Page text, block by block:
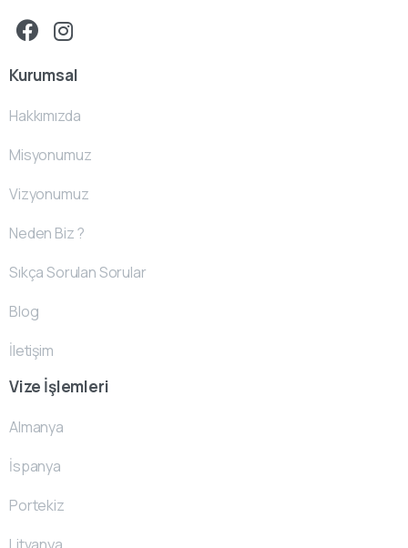
Kurumsal
Hakkımızda
Misyonumuz
Vizyonumuz
Neden Biz ?
Sıkça Sorulan Sorular
Blog
İletişim
Vize İşlemleri
Almanya
İspanya
Portekiz